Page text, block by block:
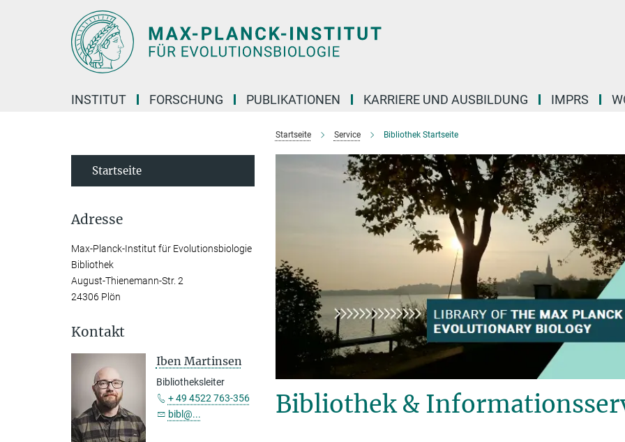
INSTITUT FORSCHUNG PUBLIKATIONEN KARRIERE UND AUSBILDUNG IMPRS
Startseite Service Bibliothek Startseite
Bibliothek &
Startseite
Adresse
Max-Planck-Institut für Evolutionsbiologie
Bibliothek
August-Thienemann-Str. 2
24306 Plön
Kontakt
Iben Martinsen
Bibliotheksleiter
+ 49 4522 763-356
bibl@...